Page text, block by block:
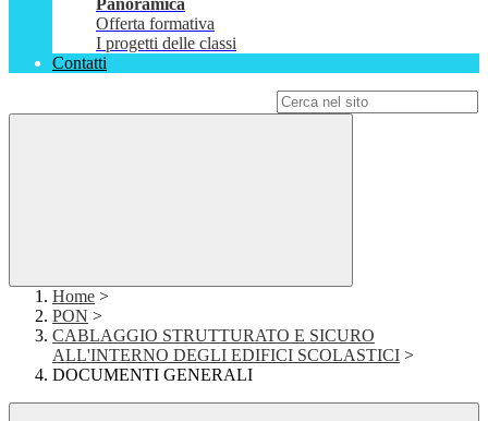
Panoramica
Offerta formativa
I progetti delle classi
Contatti
Home >
PON >
CABLAGGIO STRUTTURATO E SICURO
ALL'INTERNO DEGLI EDIFICI SCOLASTICI >
DOCUMENTI GENERALI